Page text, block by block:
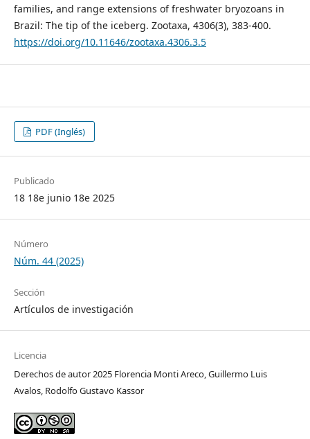
families, and range extensions of freshwater bryozoans in
Brazil: The tip of the iceberg. Zootaxa, 4306(3), 383-400.
https://doi.org/10.11646/zootaxa.4306.3.5
PDF (Inglés)
Publicado
18 18e junio 18e 2025
Número
Núm. 44 (2025)
Sección
Artículos de investigación
Licencia
Derechos de autor 2025 Florencia Monti Areco, Guillermo Luis
Avalos, Rodolfo Gustavo Kassor